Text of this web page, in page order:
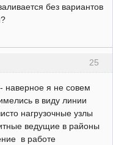
без вариантов
25
наверное я не совем
в виду линии
нагрузочные узлы
ведущие в районы
в работе